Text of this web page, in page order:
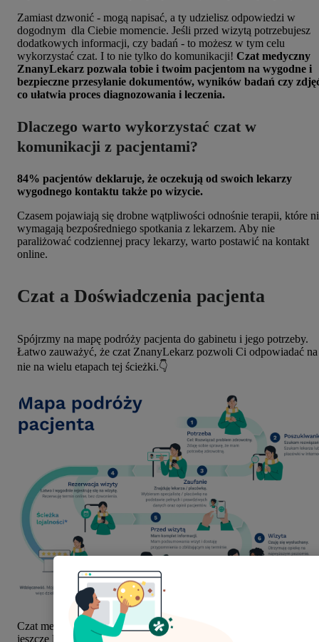
Zamiast dzwonić - mogą napisać, a ty udzielisz odpowiedzi w
dogodnym dla Ciebie momencie. Jeśli przed wizytą potrzebujesz
dodatkowych informacji, czy badań - to możesz w tym celu
wykorzystać czat. I to nie tylko do komunikacji! Czat medyczny
ZnanyLekarz pozwala tobie i twoim pacjentom na wygodne i
bezpieczne przesyłanie dokumentów, wyników badań czy
co ułatwia proces diagnozowania i leczenia.
Dlaczego warto wykorzystać czat w
komunikacji z pacjentami?
84% pacjentów deklaruje, że oczekują od swoich lekarzy
wygodnego kontaktu także po wizycie.
Czasem pojawiają się drobne wątpliwości odnośnie terapii, które
wymagają bezpośredniego spotkania z lekarzem. Aby nie
paraliżować codziennej pracy lekarzy, warto postawić na kontakt
online.
Czat a Doświadczenia pacjenta
Spójrzmy na mapę podróży pacjenta do gabinetu i jego potrzeby.
Łatwo zauważyć, że czat ZnanyLekarz pozwoli Ci odpowiadać na
nie na wielu etapach tej ścieżki.👇
Czat medyczny to wygodne i praktyczne narzędzie, dzięki któremu
jeszcze lepiej zadbasz o doświadczenia swoich pacjentów - także